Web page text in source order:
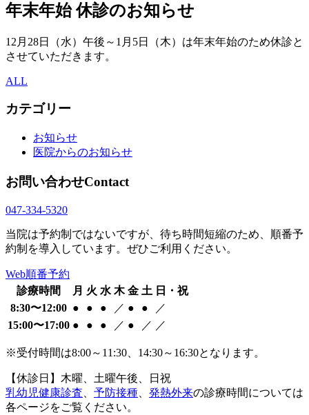
年末年始 休診のお知らせ
12月28日（水）午後～1月5日（木）は年末年始のため休診と
させていただきます。
ALL
カテゴリー
お知らせ
医院からのお知らせ
お問い合わせContact
047-334-5320
当院は予約制ではないですが、待ち時間短縮のため、順番予
約制を導入しています。ぜひご利用ください。
Web順番予約
診療時間
月 火 水 木 金 土 日・祝
8:30〜12:00 ● ● ● ／ ● ●
／
15:00〜17:00 ● ● ● ／ ● ／ ／
※受付時間は8:00～11:30、14:30～16:30となります。
【休診日】木曜、土曜午後、日祝
乳幼児健康診査
予防接種 発熱外来の診療時間については
各ページをご覧ください。